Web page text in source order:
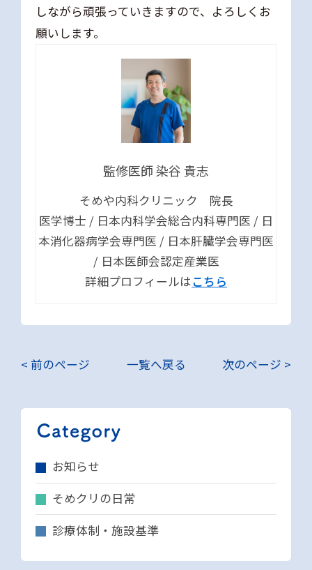
しながら頑張っていきますので、よろしくお
願いします。
監修医師 染谷 貴志
そめや内科クリニック 院長
医学博士 / 日本内科学会総合内科専門医 / 日
本消化器病学会専門医 / 日本肝臓学会専門医
/ 日本医師会認定産業医
詳細プロフィールはこちら
< 前のページ 一覧へ戻る 次のページ >
お知らせ
そめクリの日常
診療体制・施設基準